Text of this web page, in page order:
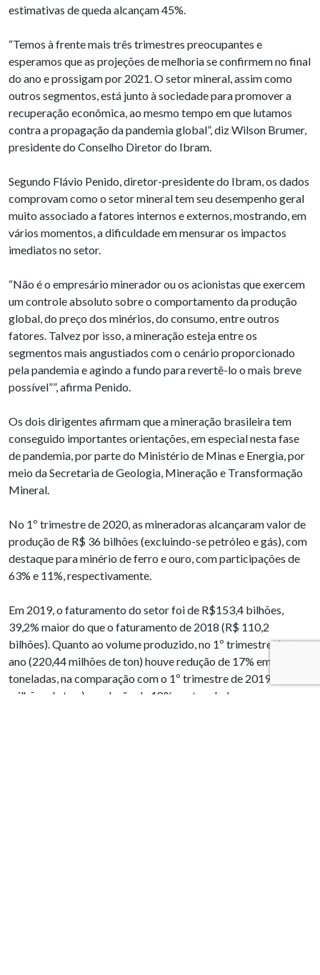
estimativas de queda alcançam 45%.
“Temos à frente mais três trimestres preocupantes e
esperamos que as projeções de melhoria se confirmem no final
do ano e prossigam por 2021. O setor mineral, assim como
outros segmentos, está junto à sociedade para promover a
recuperação econômica, ao mesmo tempo em que lutamos
contra a propagação da pandemia global”, diz Wilson Brumer,
presidente do Conselho Diretor do Ibram.
Segundo Flávio Penido, diretor-presidente do Ibram, os dados
comprovam como o setor mineral tem seu desempenho geral
muito associado a fatores internos e externos, mostrando, em
vários momentos, a dificuldade em mensurar os impactos
imediatos no setor.
“Não é o empresário minerador ou os acionistas que exercem
um controle absoluto sobre o comportamento da produção
global, do preço dos minérios, do consumo, entre outros
fatores. Talvez por isso, a mineração esteja entre os
segmentos mais angustiados com o cenário proporcionado
pela pandemia e agindo a fundo para revertê-lo o mais breve
possível””, afirma Penido.
Os dois dirigentes afirmam que a mineração brasileira tem
conseguido importantes orientações, em especial nesta fase
de pandemia, por parte do Ministério de Minas e Energia, por
meio da Secretaria de Geologia, Mineração e Transformação
Mineral.
No 1º trimestre de 2020, as mineradoras alcançaram valor de
produção de R$ 36 bilhões (excluindo-se petróleo e gás), com
destaque para minério de ferro e ouro, com participações de
63% e 11%, respectivamente.
Em 2019, o faturamento do setor foi de R$153,4 bilhões,
39,2% maior do que o faturamento de 2018 (R$ 110,2
bilhões). Quanto ao volume produzido, no 1º trimestre deste
ano (220,44 milhões de ton) houve redução de 17% em
toneladas, na comparação com o 1º trimestre de 2019 (265
milhões de ton.) e redução de 18% em toneladas, na